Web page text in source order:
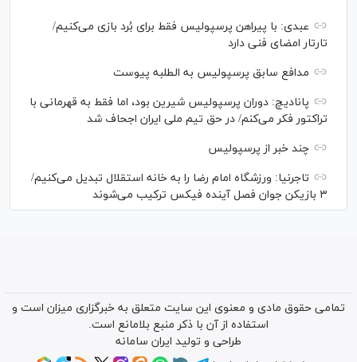
عبدی: با پیراهن پرسپولیس فقط برای بُرد بازی می‌کنیم/
تارتار امضای فنی دارد
مدافع سابق پرسپولیس به الطلبه پیوست
پانادیچ: دوران پرسپولیس شیرین بود، اما فقط به قهرمانی با
تراکتور فکر می‌کنم/ در حق تیم ملی ایران اجحاف شد
چند خبر از پرسپولیس
تاجرنیا: ورزشگاه امام رضا را به خانه استقلال تبدیل می‌کنیم/
۳ بازیکن جوان فصل آینده فیکس ترکیب می‌شوند
تمامی حقوق مادی و معنوی این سایت متعلق به خبرگزاری میزان است و
استفاده از آن با ذکر منبع بلامانع است.
طراحی و تولید ایران سامانه